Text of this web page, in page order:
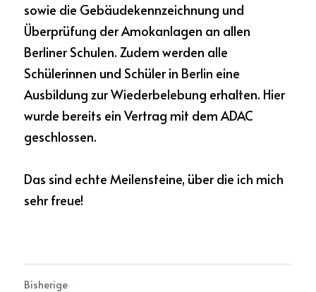
sowie die Gebäudekennzeichnung und
Überprüfung der Amokanlagen an allen
Berliner Schulen. Zudem werden alle
Schülerinnen und Schüler in Berlin eine
Ausbildung zur Wiederbelebung erhalten. Hier
wurde bereits ein Vertrag mit dem ADAC
geschlossen.
Das sind echte Meilensteine, über die ich mich
sehr freue!
Bisherige